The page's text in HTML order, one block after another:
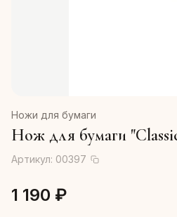
Ножи для бумаги
Нож для бумаги
Артикул: 00397
1 190 ₽